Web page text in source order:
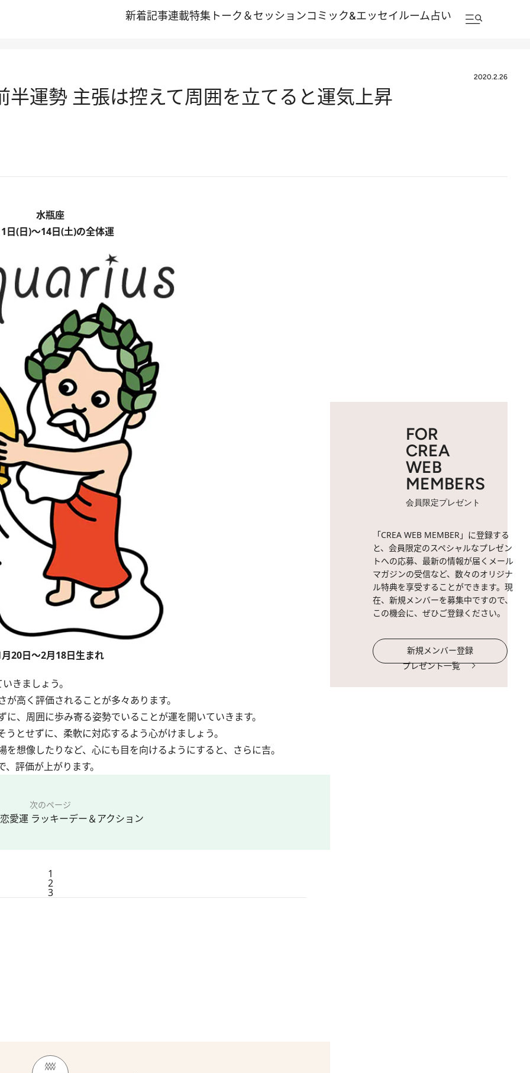
新着記事連載特集 トーク＆セッションコミック&エッセイルーム占い
2020.2.26
運勢 主張は控えて周囲を立てると運気上昇
水瓶座
日(日)～14日(土)の全体運
20日～2月18日生まれ
きましょう。
高く評価されることが多々あります。
、周囲に歩み寄る姿勢でいることが運を開いていきます。
とせずに、柔軟に対応するよう心がけましょう。
想像したりなど、心にも目を向けるようにすると、さらに吉。
評価が上がります。
次のページ
愛運 ラッキーデー＆アクション
1
2
3
FOR
CREA
WEB
MEMBERS
会員限定プレゼント
「CREA WEB MEMBER」に登録する
と、会員限定のスペシャルなプレゼン
トへの応募、最新の情報が届くメール
マガジンの受信など、数々のオリジナ
ル特典を享受することができます。現
在、新規メンバーを募集中ですので、
この機会に、ぜひご登録ください。
新規メンバー登録
プレゼント一覧